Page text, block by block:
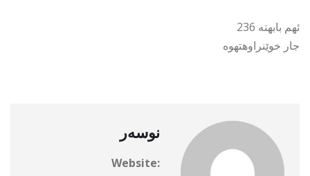
ئهم بابهته 236
جار خوێنراوهتهوه
نوسەر
Website: